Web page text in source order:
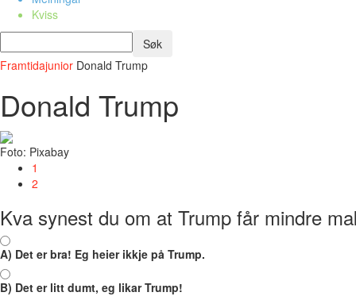
Kviss
Framtidajunior Donald Trump
Donald Trump
Foto: Pixabay
1
2
Kva synest du om at Trump får mindre
A) Det er bra! Eg heier ikkje på Trump.
B) Det er litt dumt, eg likar Trump!